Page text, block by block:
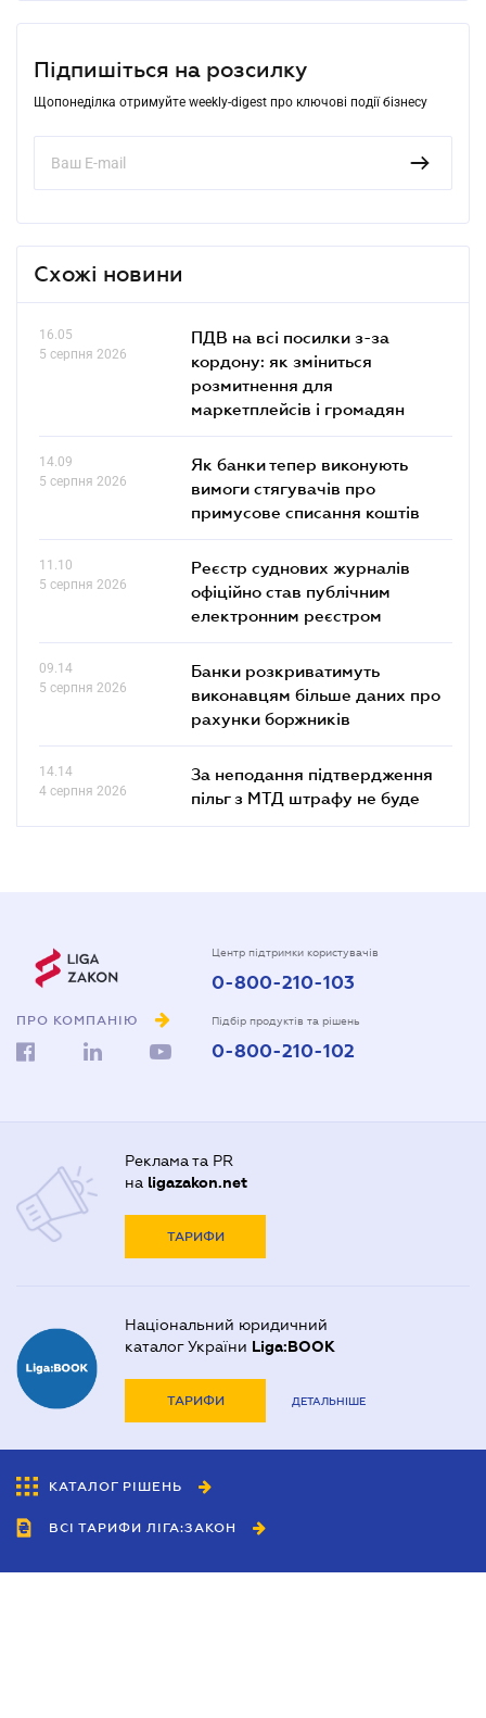
Підпишіться на розсилку
Щопонеділка отримуйте weekly-digest про ключові події бізнесу
Схожі новини
16.05
5 серпня 2026
ПДВ на всі посилки з-за
кордону: як зміниться
розмитнення для
маркетплейсів і громадян
14.09
5 серпня 2026
Як банки тепер виконують
вимоги стягувачів про
примусове списання коштів
11.10
5 серпня 2026
Реєстр суднових журналів
офіційно став публічним
електронним реєстром
09.14
5 серпня 2026
Банки розкриватимуть
виконавцям більше даних про
рахунки боржників
14.14
4 серпня 2026
За неподання підтвердження
пільг з МТД штрафу не буде
ПРО КОМПАНІЮ
Центр підтримки користувачів
0-800-210-103
Підбір продуктів та рішень
0-800-210-102
Реклама та PR
на ligazakon.net
ТАРИФИ
Національний юридичний
каталог України Liga:BOOK
ТАРИФИ ДЕТАЛЬНІШЕ
КАТАЛОГ РІШЕНЬ
ВСІ ТАРИФИ ЛІГА:ЗАКОН